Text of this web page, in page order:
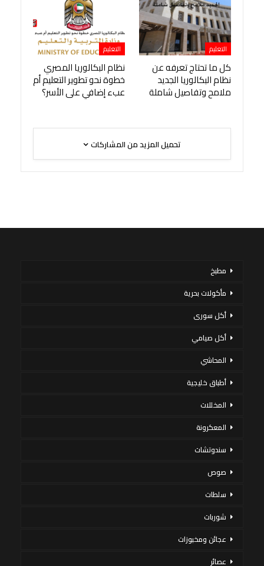
التعليم
كل ما تحتاج تعرفه عن
نظام البكالوريا الجديد
ملامح وتفاصيل شاملة
التعليم
نظام البكالوريا المصري
خطوة نحو تطوير التعليم أم
عبء إضافي على الأسر؟
تحميل المزيد من المشاركات
مطبخ
مأكولات بحرية
أكل سورى
أكل صيامي
المحاشي
أطباق خليجية
المخللات
المعكرونة
سندوتشات
صوص
سلطات
شوربات
عجائن ومخبوزات
عصائر